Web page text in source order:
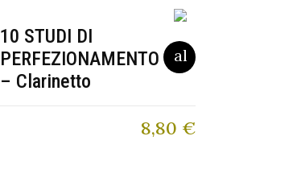
10 STUDI DI
PERFEZIONAMENTO
– Clarinetto
8,80 €